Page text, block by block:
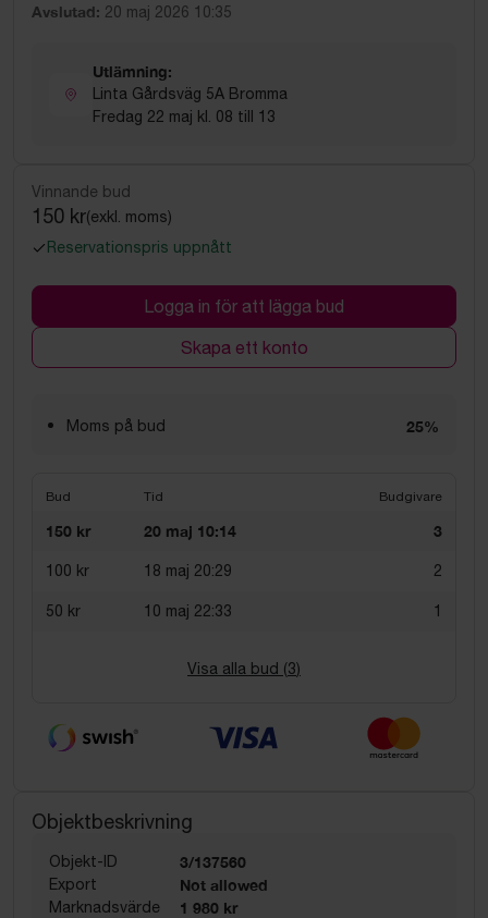
Avslutad: 20 maj 2026 10:35
Utlämning:
Linta Gårdsväg 5A Bromma
Fredag 22 maj kl. 08 till 13
Vinnande bud
150 kr(exkl. moms)
Reservationspris uppnått
Logga in för att lägga bud
Skapa ett konto
Moms på bud 25%
Bud Tid Budgivare
150 kr 20 maj 10:14 3
100 kr 18 maj 20:29 2
50 kr 10 maj 22:33 1
Visa alla bud (3)
Objektbeskrivning
Objekt-ID 3/137560
Export Not allowed
Marknadsvärde 1 980 kr